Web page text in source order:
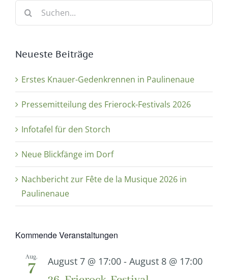
Suche
nach:
Neueste Beiträge
Erstes Knauer-Gedenkrennen in Paulinenaue
Pressemitteilung des Frierock-Festivals 2026
Infotafel für den Storch
Neue Blickfänge im Dorf
Nachbericht zur Fête de la Musique 2026 in
Paulinenaue
Kommende Veranstaltungen
Aug.
7 August 7 @ 17:00 - August 8 @ 17:00